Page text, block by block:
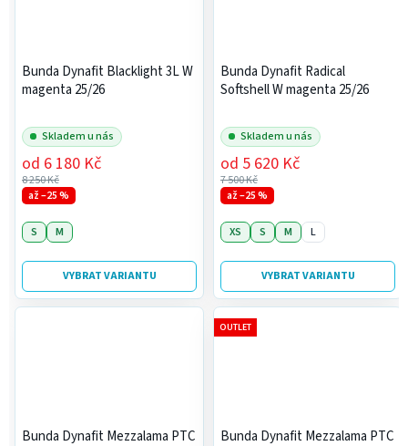
Bunda Dynafit Blacklight 3L W
magenta 25/26
Skladem u nás
8 250 Kč
od 6 180 Kč
až –25 %
VYBRAT VARIANTU
S M
Bunda Dynafit Radical
Softshell W magenta 25/26
Skladem u nás
7 500 Kč
od 5 620 Kč
až –25 %
VYBRAT VARIANTU
XS S M L
Bunda Dynafit Mezzalama PTC
Bunda Dynafit Mezzalama PTC
OUTLET